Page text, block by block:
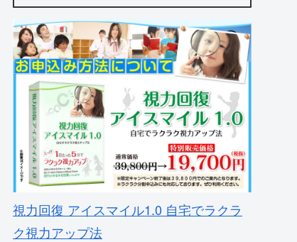
視力回復 アイスマイル1.0 自宅でラクラ
ク視力アップ法